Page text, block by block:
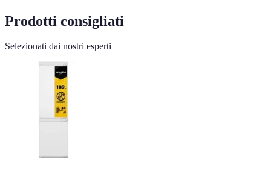
Prodotti consigliati
Selezionati dai nostri esperti